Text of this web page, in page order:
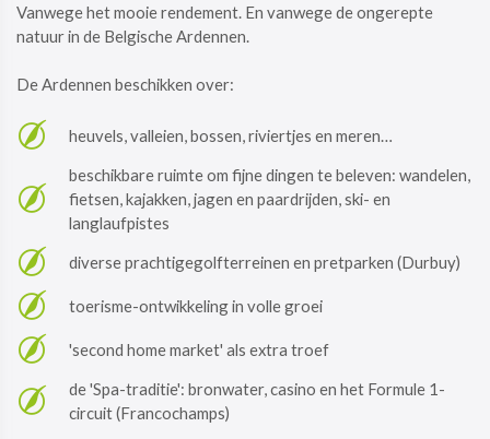
​​​​​​​Vanwege het mooie rendement. En vanwege de ongerepte
natuur in de Belgische Ardennen.
De Ardennen beschikken over:
heuvels, valleien, bossen, riviertjes en meren…
beschikbare ruimte om fijne dingen te beleven: wandelen,
fietsen, kajakken, jagen en paardrijden, ski- en
langlaufpistes
diverse prachtigegolfterreinen en pretparken (Durbuy)
toerisme-ontwikkeling in volle groei
'second home market' als extra troef
de 'Spa-traditie': bronwater, casino en het Formule 1-
circuit (Francochamps)